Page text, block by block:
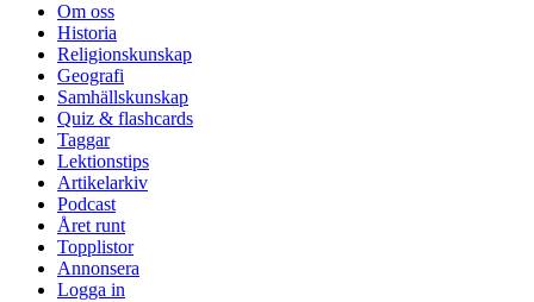
Om oss
Historia
Religionskunskap
Geografi
Samhällskunskap
Quiz & flashcards
Taggar
Lektionstips
Artikelarkiv
Podcast
Året runt
Topplistor
Annonsera
Logga in